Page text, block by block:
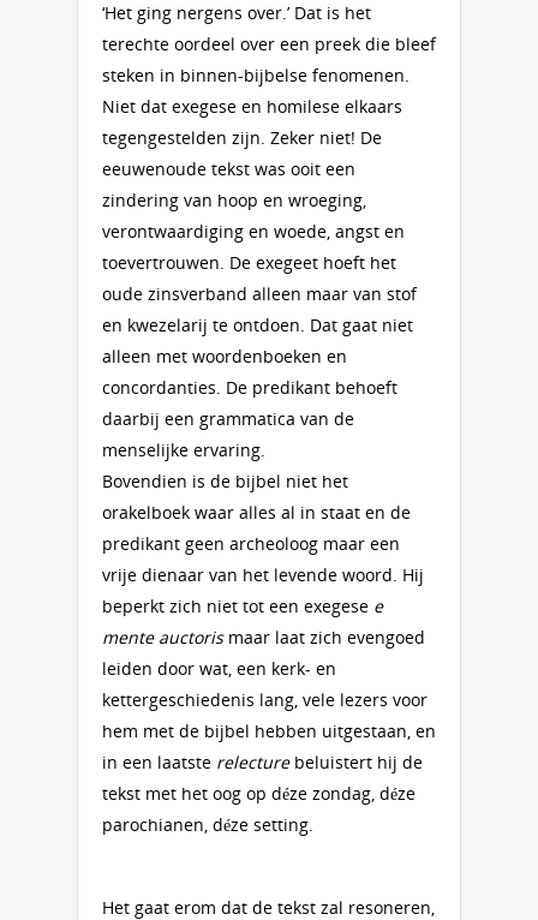
‘Het ging nergens over.’ Dat is het
terechte oordeel over een preek die bleef
steken in binnen-bijbelse fenomenen.
Niet dat exegese en homilese elkaars
tegengestelden zijn. Zeker niet! De
eeuwenoude tekst was ooit een
zindering van hoop en wroeging,
verontwaardiging en woede, angst en
toevertrouwen. De exegeet hoeft het
oude zinsverband alleen maar van stof
en kwezelarij te ontdoen. Dat gaat niet
alleen met woordenboeken en
concordanties. De predikant behoeft
daarbij een grammatica van de
menselijke ervaring.
Bovendien is de bijbel niet het
orakelboek waar alles al in staat en de
predikant geen archeoloog maar een
vrije dienaar van het levende woord. Hij
beperkt zich niet tot een exegese e
mente auctorismaar laat zich evengoed
leiden door wat, een kerk- en
kettergeschiedenis lang, vele lezers voor
hem met de bijbel hebben uitgestaan, en
in een laatste relecturebeluistert hij de
tekst met het oog op déze zondag, déze
parochianen, déze setting.
Het gaat erom dat de tekst zal resoneren,